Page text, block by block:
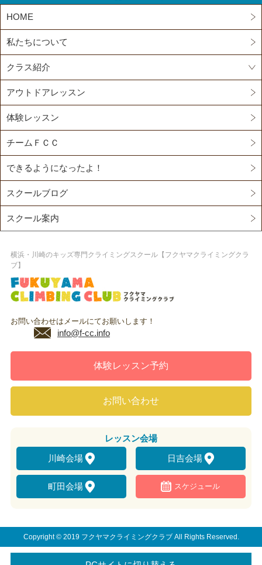
HOME
私たちについて
クラス紹介
アウトドアレッスン
体験レッスン
チームＦＣＣ
できるようになったよ！
スクールブログ
スクール案内
横浜・川崎のキッズ専門クライミングスクール【フクヤマクライミングクラ
ブ】
お問い合わせはメールにてお願いします！
info@f-cc.info
体験レッスン予約
お問い合わせ
レッスン会場
川崎会場
日吉会場
町田会場 スケジュール
Copyright © 2019 フクヤマクライミングクラブ All Rights Reserved.